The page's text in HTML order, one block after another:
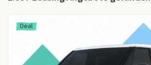
Deal